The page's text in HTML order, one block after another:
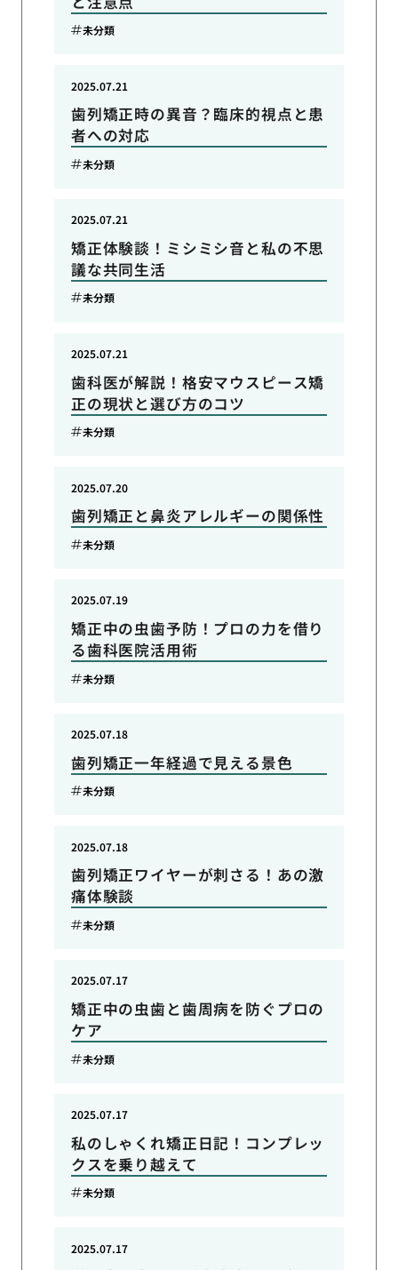
未分類
歯列矯正時の異音？臨床的視点と患
者への対応
2025.07.21
未分類
矯正体験談！ミシミシ音と私の不思
議な共同生活
2025.07.21
未分類
歯科医が解説！格安マウスピース矯
正の現状と選び方のコツ
2025.07.21
未分類
歯列矯正と鼻炎アレルギーの関係性
2025.07.20
未分類
矯正中の虫歯予防！プロの力を借り
る歯科医院活用術
2025.07.19
未分類
歯列矯正一年経過で見える景色
2025.07.18
未分類
歯列矯正ワイヤーが刺さる！あの激
痛体験談
2025.07.18
未分類
矯正中の虫歯と歯周病を防ぐプロの
ケア
2025.07.17
未分類
私のしゃくれ矯正日記！コンプレッ
クスを乗り越えて
2025.07.17
未分類
2025.07.17